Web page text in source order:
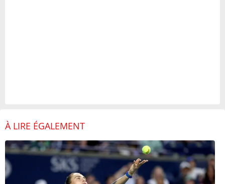
À LIRE ÉGALEMENT